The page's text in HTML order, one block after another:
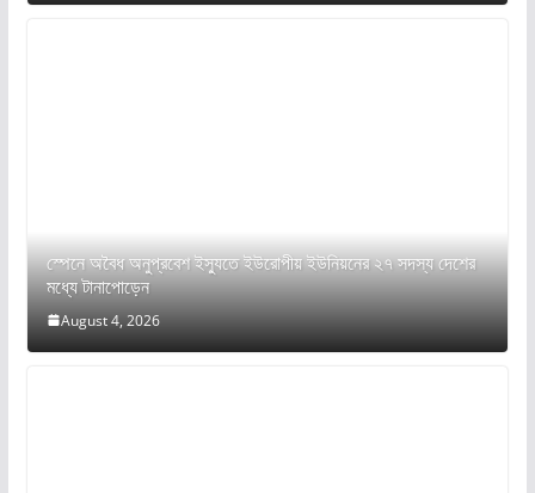
স্পেনে অবৈধ অনুপ্রবেশ ইস্যুতে ইউরোপীয় ইউনিয়নের ২৭ সদস্য দেশের
মধ্যে টানাপোড়েন
August 4, 2026